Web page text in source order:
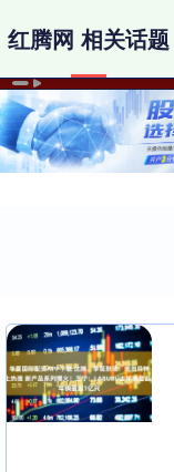
红腾网 相关话题